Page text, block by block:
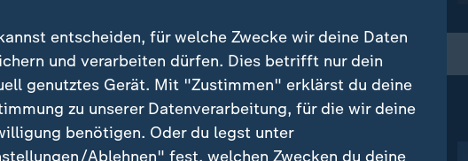
entscheiden, für welche Zwecke wir deine Daten
und verarbeiten dürfen. Dies betrifft nur dein
genutztes Gerät. Mit "Zustimmen" erklärst du deine
zu unserer Datenverarbeitung, für die wir deine
benötigen. Oder du legst unter
Ablehnen" fest, welchen Zwecken du deine